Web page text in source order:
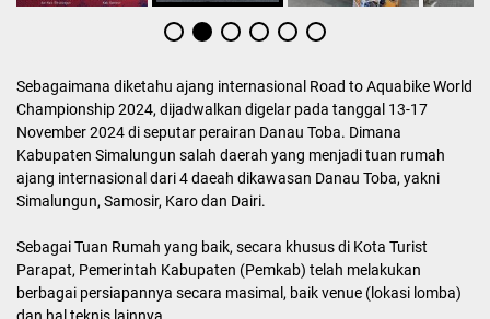
Sebagaimana diketahu ajang internasional Road to Aquabike World
Championship 2024, dijadwalkan digelar pada tanggal 13-17
November 2024 di seputar perairan Danau Toba. Dimana
Kabupaten Simalungun salah daerah yang menjadi tuan rumah
ajang internasional dari 4 daeah dikawasan Danau Toba, yakni
Simalungun, Samosir, Karo dan Dairi.
Sebagai Tuan Rumah yang baik, secara khusus di Kota Turist
Parapat, Pemerintah Kabupaten (Pemkab) telah melakukan
berbagai persiapannya secara masimal, baik venue (lokasi lomba)